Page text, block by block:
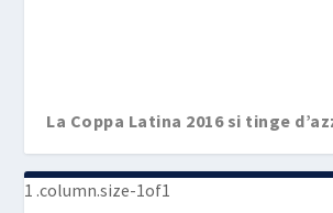
La Coppa Latina 2016 si tinge